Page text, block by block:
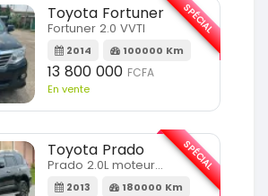
Toyota Fortuner
Fortuner 2.0 VVTI
2014 100000 Km
13 800 000 FCFA
En vente
SPÉCIAL
Toyota Prado
Prado 2.0L moteur d4d
2013 180000 Km
SPÉCIAL